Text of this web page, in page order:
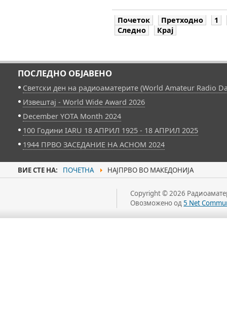
Почеток Претходно
1
Следно
Крај
ПОСЛЕДНО ОБЈАВЕНО
Светски ден на радиоаматерите (World Amateur Radio
Извештај - World Wide Award 2026
December YOTA Month 2024
100 Години IARU 18 АПРИЛ 1925 - 18 АПРИЛ 2025
1944 ПРВО ЗАСЕДАНИЕ НА АСНОМ 2024
ВИЕ СТЕ НА: ПОЧЕТНА НАЈПРВО ВО МАКЕДОНИЈА
Copyright © 2026
Овозможено од5 Net